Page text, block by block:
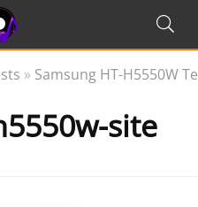
» Samsung HT-H5550W
site